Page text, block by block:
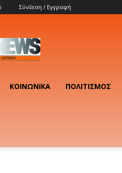
Σύνδεση / Εγγραφή
ΚΟΙΝΩΝΙΚΆ ΠΟΛΙΤΙΣΜΌΣ